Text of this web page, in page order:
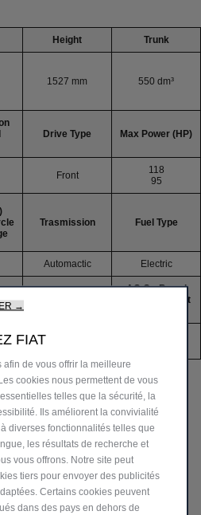
Height Trunk
1527 mm 550 dm³
Drive Type Max Power (HP)
Front
118
95
Trasmission Fuel Type
Automactic Electric
AC On-Board
Charger & Fast
→
FIAT
de vous offrir la meilleure
cookies nous permettent de vous
telles que la sécurité, la
Ils améliorent la convivialité
diverses fonctionnalités telles que
les résultats de recherche et
vous offrons. Notre site peut
tiers pour envoyer des publicités
Certains cookies peuvent
dans des pays en dehors de